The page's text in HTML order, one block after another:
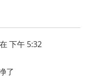
下午 5:32
了